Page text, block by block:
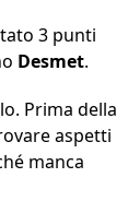
3 punti
Desmet.
Prima della
aspetti
manca